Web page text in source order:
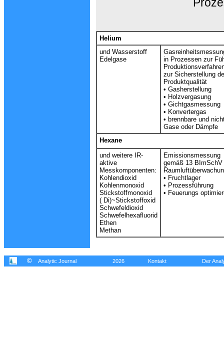
Helium
und Wasserstoff
Edelgase
in Prozessen zur
zur Sicherstellung
Produktqualität
• Gasherstellung
• Holzvergasung
• Gichtgasmessung
• Konvertergas
• brennbare und
Gase oder Dämpfe
Hexane
und weitere IR-
aktive
Messkomponenten:
Kohlendioxid
Kohlenmonoxid
Stickstoffmonoxid
( Di)~Stickstoffoxid
Schwefeldioxid
Schwefelhexafluorid
Ethen
Methan
Emissionsmessung
gemäß 13 BImSchV
• Fruchtlager
• Prozessführung
• Feuerungs
© Analytic Journal 2026 Kontakt Der